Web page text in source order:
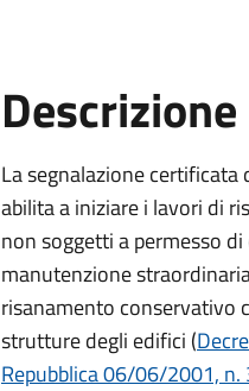
Descrizione
La segnalazione certificata
abilita a iniziare i lavori di
non soggetti a permesso
manutenzione
risanamento conservativo
strutture degli edifici (
Repubblica 06/06/2001, n.